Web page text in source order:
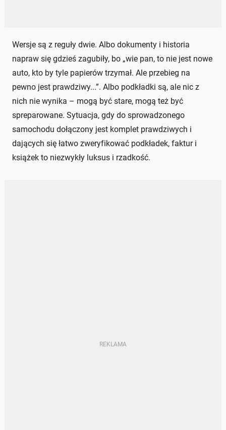
Wersje są z reguły dwie. Albo dokumenty i historia
napraw się gdzieś zagubiły, bo „wie pan, to nie jest nowe
auto, kto by tyle papierów trzymał. Ale przebieg na
pewno jest prawdziwy...”. Albo podkładki są, ale nic z
nich nie wynika – mogą być stare, mogą też być
spreparowane. Sytuacja, gdy do sprowadzonego
samochodu dołączony jest komplet prawdziwych i
dających się łatwo zweryfikować podkładek, faktur i
książek to niezwykły luksus i rzadkość.